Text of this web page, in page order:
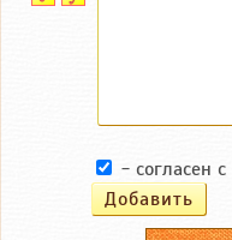
- согласен с